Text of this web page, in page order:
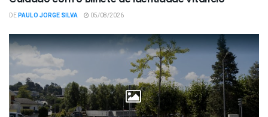
DEPAULO JORGE SILVA 05/08/2026